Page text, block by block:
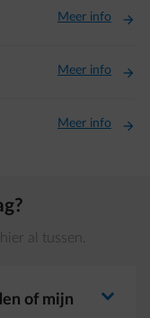
Meer info
Meer info
Meer info
al tussen.
of mijn
arrow-right